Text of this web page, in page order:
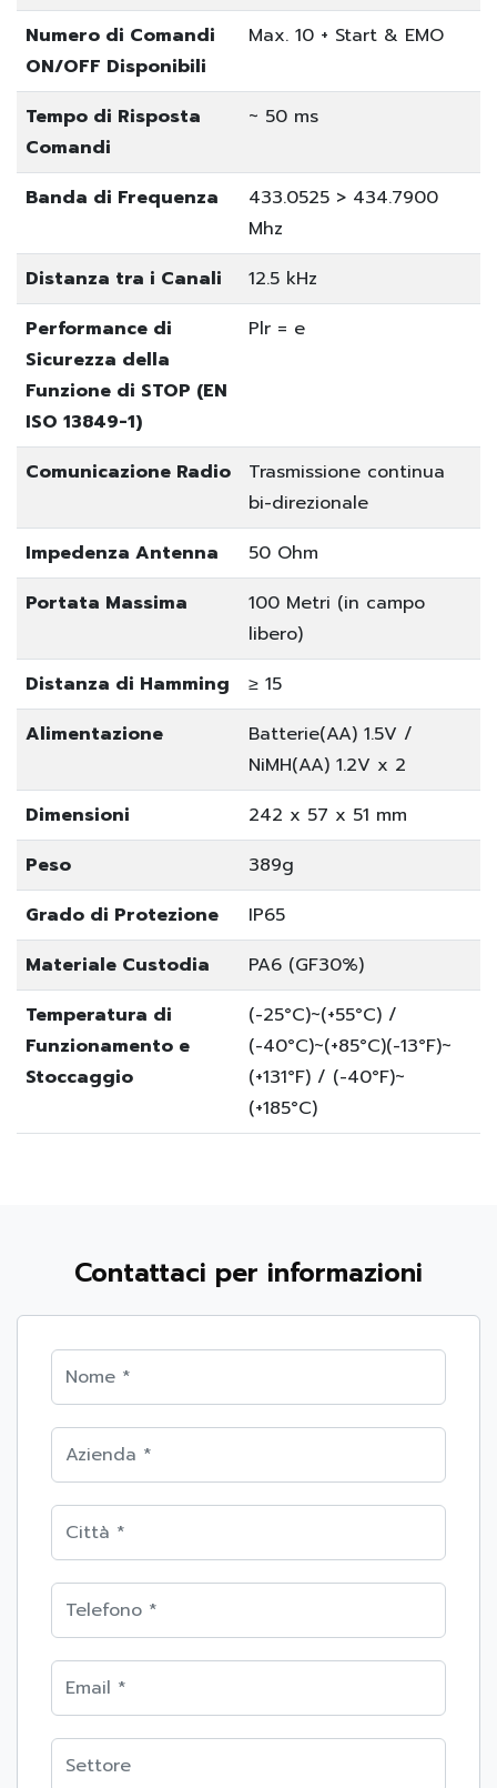
Numero di Comandi
ON/OFF Disponibili
Max. 10 + Start & EMO
Tempo di Risposta
Comandi
~ 50 ms
Banda di Frequenza
433.0525 > 434.7900
Mhz
Distanza tra i Canali
12.5 kHz
Performance di
Sicurezza della
Funzione di STOP (EN
ISO 13849-1)
Plr = e
Comunicazione Radio
Trasmissione continua
bi-direzionale
Impedenza Antenna
50 Ohm
Portata Massima
100 Metri (in campo
libero)
Distanza di Hamming
≥ 15
Alimentazione
Batterie(AA) 1.5V /
NiMH(AA) 1.2V x 2
Dimensioni
242 x 57 x 51 mm
Peso
389g
Grado di Protezione
IP65
Materiale Custodia
PA6 (GF30%)
Temperatura di
Funzionamento e
Stoccaggio
(-25°C)~(+55°C) /
(-40°C)~(+85°C)(-13°F)~
(+131°F) / (-40°F)~
(+185°C)
Contattaci per informazioni